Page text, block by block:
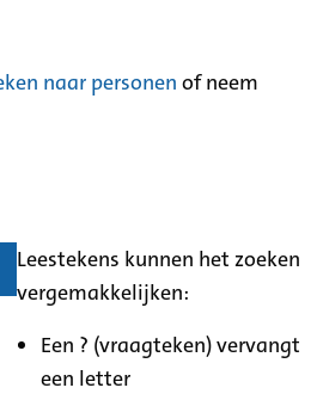
naar personen of neem
Leestekens kunnen het zoeken
vergemakkelijken:
Een ? (vraagteken) vervangt
een letter